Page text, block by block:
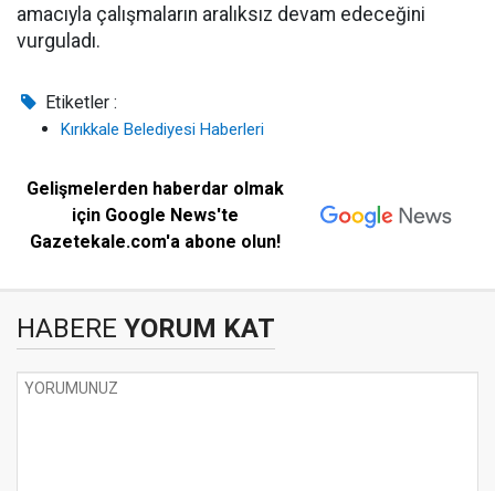
amacıyla çalışmaların aralıksız devam edeceğini
vurguladı.
Etiketler :
Kırıkkale Belediyesi Haberleri
Gelişmelerden haberdar olmak
için Google News'te
Gazetekale.com'a abone olun!
HABERE YORUM KAT